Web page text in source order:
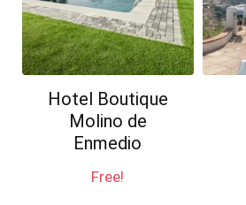
Hotel Boutique
Molino de
Enmedio
Free!